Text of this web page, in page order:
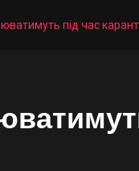
під час